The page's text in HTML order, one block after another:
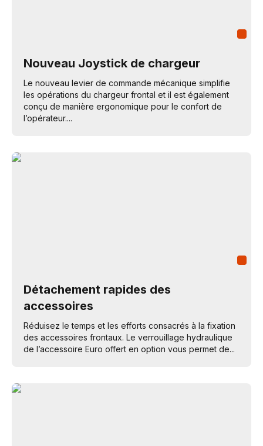
Nouveau Joystick de chargeur
Le nouveau levier de commande mécanique simplifie
les opérations du chargeur frontal et il est également
conçu de manière ergonomique pour le confort de
l’opérateur....
Détachement rapides des
accessoires
Réduisez le temps et les efforts consacrés à la fixation
des accessoires frontaux. Le verrouillage hydraulique
de l’accessoire Euro offert en option vous permet de...